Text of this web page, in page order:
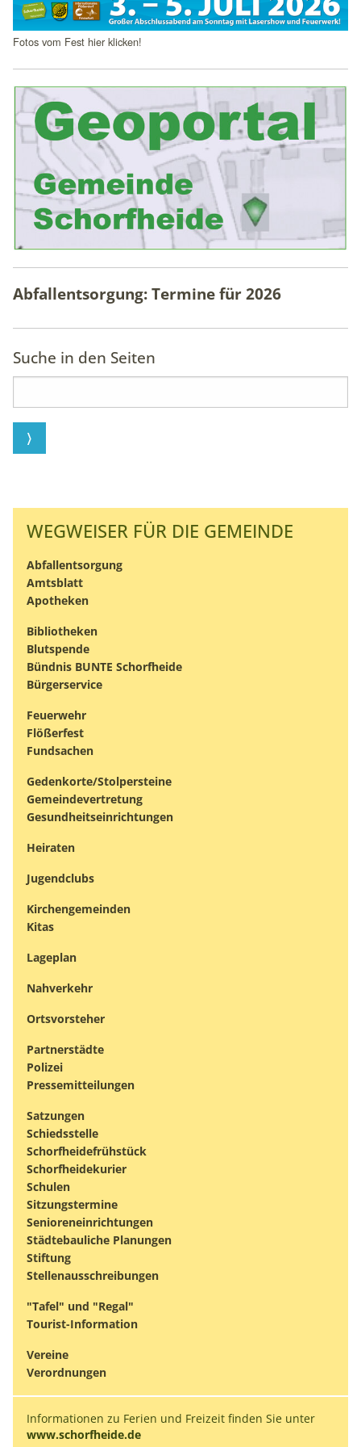
Fotos vom Fest hier klicken!
Abfallentsorgung: Termine für2026
Suche in den Seiten
WEGWEISER FÜR DIE GEMEINDE
Abfallentsorgung
Amtsblatt
Apotheken
Bibliotheken
Blutspende
Bündnis BUNTE Schorfheide
Bürgerservice
Feuerwehr
Flößerfest
Fundsachen
Gedenkorte/Stolpersteine
Gemeindevertretung
Gesundheitseinrichtungen
Heiraten
Jugendclubs
Kirchengemeinden
Kitas
Lageplan
Nahverkehr
Ortsvorsteher
Partnerstädte
Polizei
Pressemitteilungen
Satzungen
Schiedsstelle
Schorfheidefrühstück
Schorfheidekurier
Schulen
Sitzungstermine
Senioreneinrichtungen
Städtebauliche Planungen
Stiftung
Stellenausschreibungen
"Tafel" und "Regal"
Tourist-Information
Vereine
Verordnungen
Informationen zu Ferien und Freizeit finden Sie unter
www.schorfheide.de
1 Jahr
Name:
cookie_consent
Anbieter:
mindshape GmbH
Zweck:
Speichert Ihre Cookie-Einstellungen
1 Jahr
Informationen helfen uns zu verstehen, wie Besucher
unsere Intranet-Website nutzen und dienen als
matomo.org
Zweck:
Statistik
1 Jahr